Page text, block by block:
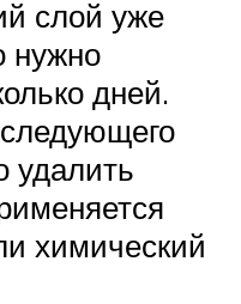
слой уже
нужно
дней.
удалить
химический